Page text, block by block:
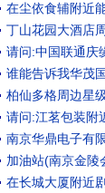
在尘依食辅附近
丁山花园大酒店
请问:中国联通庆
谁能告诉我华茂
柏仙多格周边星
请问:江茗包装附
南京华鼎电子有
加油站(南京金陵
在长城大厦附近